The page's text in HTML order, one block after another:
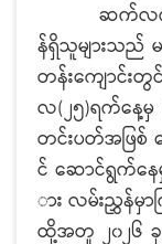
ဆက်လ
န်ရှိသူများသည်
တန်းကျောင်း
လ(၂၅)ရက်နေ့
တင်းပတ်အဖြစ်
င် ဆောင်ရွက်န
ား လမ်းညွှန်မှာ
ထို့အတူ ၂၀၂၆ ခု